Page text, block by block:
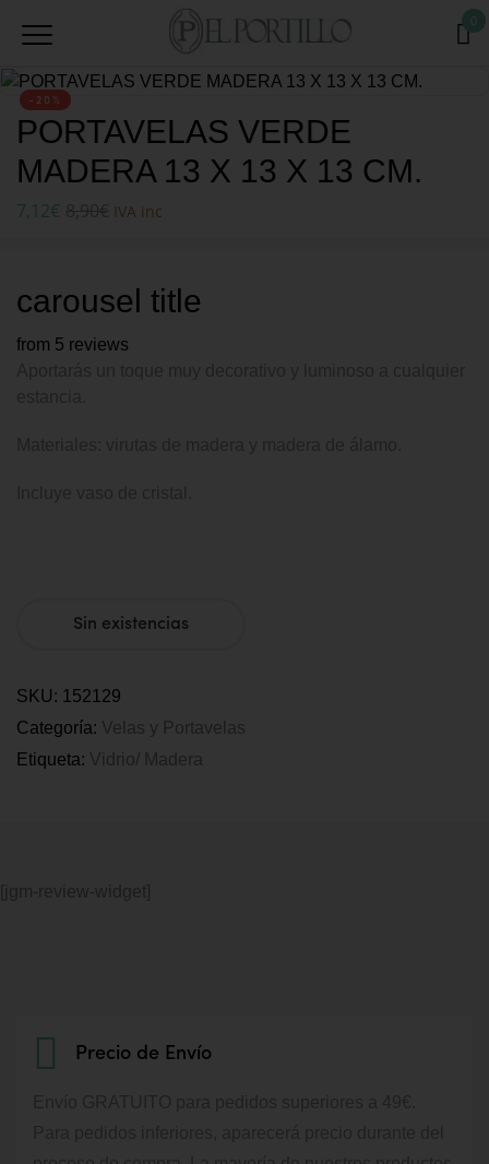
-20%
PORTAVELAS VERDE
MADERA 13 X 13 X 13 CM.
7,12€ IVA inc
carousel title
from 5 reviews
Sin existencias
SKU: 152129
Categoría: Velas y Portavelas
Etiqueta: Vidrio/ Madera
Precio de Envío